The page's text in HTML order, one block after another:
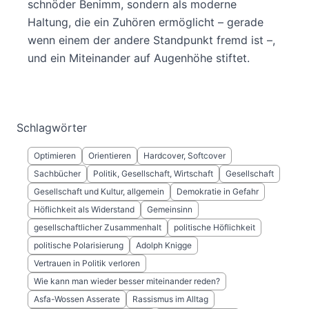
schnöder Benimm, sondern als moderne
Haltung, die ein Zuhören ermöglicht – gerade
wenn einem der andere Standpunkt fremd ist –,
und ein Miteinander auf Augenhöhe stiftet.
Schlagwörter
Optimieren Orientieren
Hardcover, Softcover
Sachbücher
Politik, Gesellschaft, Wirtschaft
Gesellschaft
Gesellschaft und Kultur, allgemein
Demokratie in Gefahr
Höflichkeit als Widerstand
Gemeinsinn
gesellschaftlicher Zusammenhalt
politische Höflichkeit
politische Polarisierung
Adolph Knigge
Vertrauen in Politik verloren
Wie kann man wieder besser miteinander reden?
Asfa-Wossen Asserate
Rassismus im Alltag